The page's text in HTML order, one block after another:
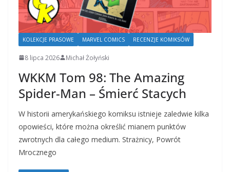
KOLEKCJE PRASOWE MARVEL COMICS RECENZJE KOMIKSÓW
8 lipca 2026 Michał Żołyński
WKKM Tom 98: The Amazing
Spider-Man – Śmierć Stacych
W historii amerykańskiego komiksu istnieje zaledwie kilka
opowieści, które można określić mianem punktów
zwrotnych dla całego medium. Strażnicy, Powrót
Mrocznego